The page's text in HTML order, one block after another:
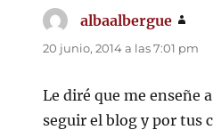
albaalbergue
20 junio, 2014 a las 7:01 pm
Le diré que me enseñe
seguir el blog y por tus